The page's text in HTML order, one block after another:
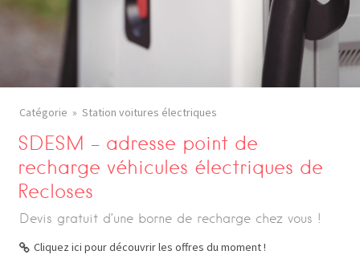
Catégorie Station voitures électriques
SDESM – adresse point de
recharge véhicules électriques de
Recloses
Devis gratuit d’une borne de recharge chez vous !
Cliquez ici pour découvrir les offres du moment !